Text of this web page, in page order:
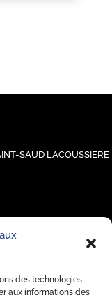
des technologies
aux informations des
SAUD LACOUSSIERE